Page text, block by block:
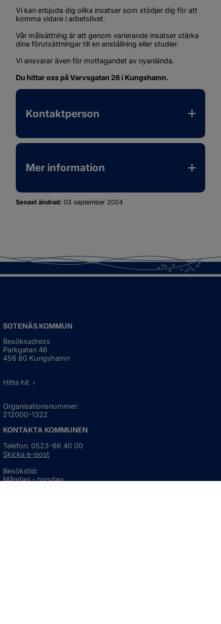
Vi kan erbjuda dig olika insatser som stödjer dig för att
komma vidare i arbetslivet.
Vår målsättning är att genom varierande insatser stärka
dina förutsättningar till en anställning eller studier.
Vi ansvarar även för mottagandet av nyanlända.
Du hittar oss på Varvsgatan 26 i Kungshamn.
Kontaktperson
Mer information
Senast ändrad: 03 september 2024
SOTENÄS KOMMUN
Besöksadress
Parkgatan 46
456 80 Kungshamn
Hitta hit
Organisationsnummer:
212000-1322
KONTAKTA KOMMUNEN
Telefon: 0523-66 40 00
Skicka e-post
Besökstid:
Måndag - torsdag